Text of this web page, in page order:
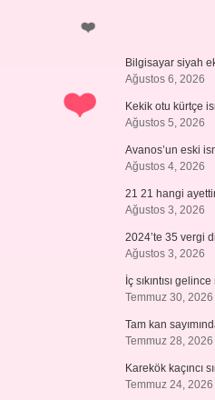
Bilgisayar siyah
Ağustos 6, 2026
Kekik otu kürtçe
Ağustos 5, 2026
Avanos’un eski
Ağustos 4, 2026
21 21 hangi
Ağustos 3, 2026
2024’te 35 vergi
Ağustos 3, 2026
İç sıkıntısı
Temmuz 30, 2026
Tam kan
Temmuz 28, 2026
Karekök kaçıncı
Temmuz 24, 2026